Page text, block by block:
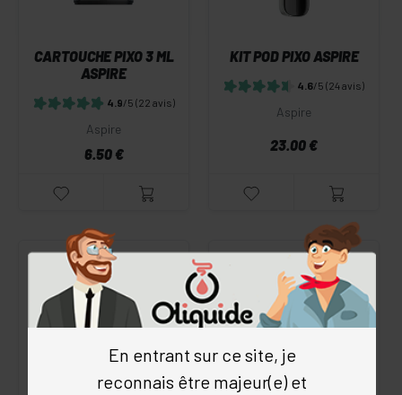
CARTOUCHE PIXO 3 ML
ASPIRE
4.9/5 (22 avis)
Aspire
6.50 €
KIT POD PIXO ASPIRE
4.6/5 (24 avis)
Aspire
23.00 €
En entrant sur ce site, je
reconnais être majeur(e) et